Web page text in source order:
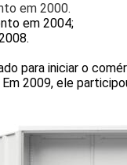
em 2000.
em 2004;
para iniciar o
2009, ele